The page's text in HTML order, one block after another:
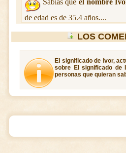
Sabias que el nombre
de edad es de 35.4 años....
LOS
El significado de Ivor,
sobre El significado de
personas que quieran